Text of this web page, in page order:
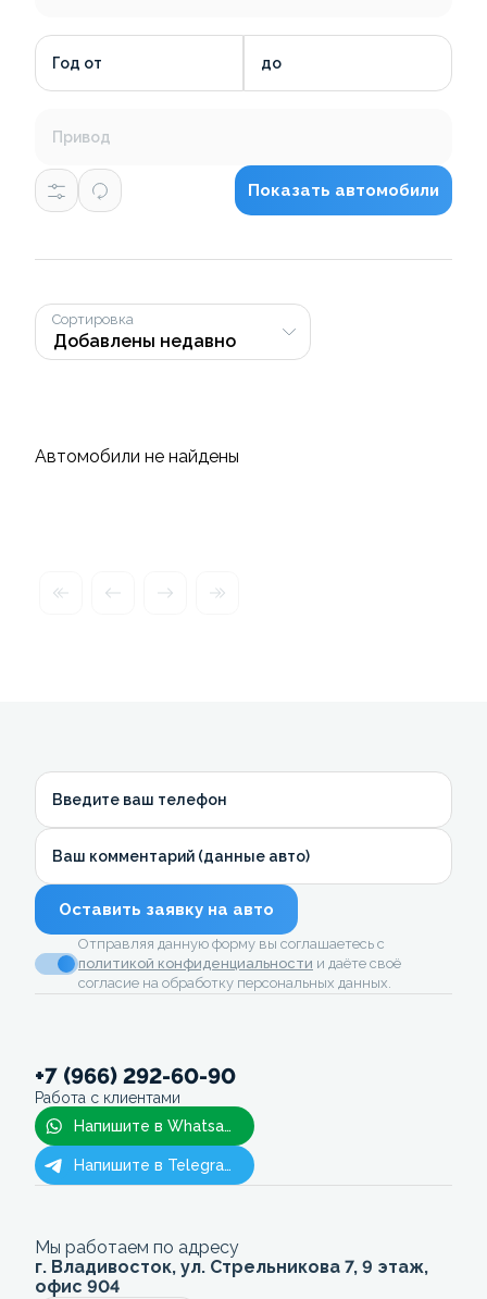
Год от до
Привод
Показать автомобили
Сортировка
Автомобили не найдены
Введите ваш телефон
Ваш комментарий (данные авто)
Оставить заявку на авто
Отправляя данную форму вы соглашаетесь с
политикой конфиденциальности и даёте своё
согласие на обработку персональных данных.
+7 (966) 292-60-90
Работа с клиентами
Напишите в Whatsapp
Напишите в Telegram
Мы работаем по адресу
г. Владивосток, ул. Стрельникова 7, 9 этаж,
офис 904